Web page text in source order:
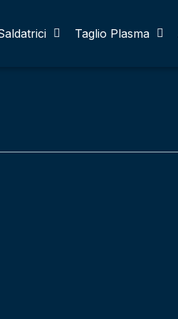
Taglio Plasma